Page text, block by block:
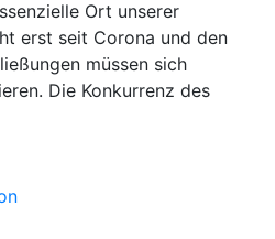
Ort unserer
erst seit Corona und den
müssen sich
Die Konkurrenz des